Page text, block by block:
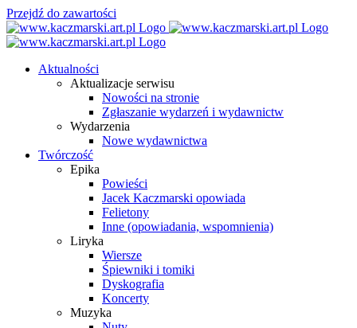
Przejdź do zawartości
Aktualności
Aktualizacje serwisu
Nowości na stronie
Zgłaszanie wydarzeń i wydawnictw
Wydarzenia
Nowe wydawnictwa
Twórczość
Epika
Powieści
Jacek Kaczmarski opowiada
Felietony
Inne (opowiadania, wspomnienia)
Liryka
Wiersze
Śpiewniki i tomiki
Dyskografia
Koncerty
Muzyka